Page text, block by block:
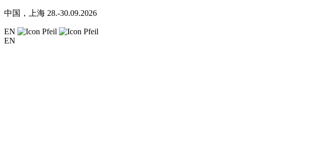
中国，上海 28.-30.09.2026
EN
EN